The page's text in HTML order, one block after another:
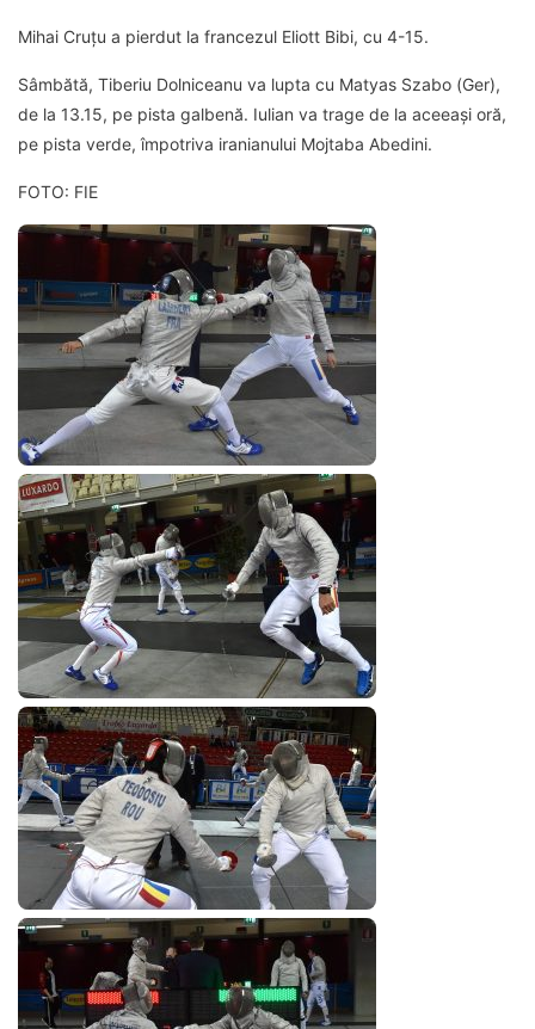
Mihai Cruțu a pierdut la francezul Eliott Bibi, cu 4-15.
Sâmbătă, Tiberiu Dolniceanu va lupta cu Matyas Szabo (Ger),
de la 13.15, pe pista galbenă. Iulian va trage de la aceeași oră,
pe pista verde, împotriva iranianului Mojtaba Abedini.
FOTO: FIE